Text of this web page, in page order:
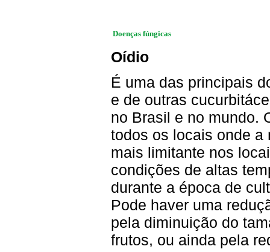
Doenças fúngicas
Oídio
É uma das principais
e de outras
no Brasil e no mundo.
todos os locais onde
mais limitante nos
condições de altas
durante a época de
Pode haver uma
pela diminuição do
frutos, ou ainda pela